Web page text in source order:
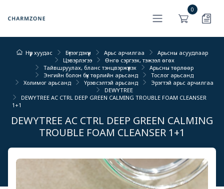
0
Нүүр хуудас Бүтээгдэхүүн Арьс арчилгаа
Арьсны асуудлаар
Цэвэрлэгээ
Өнгө сэргээх, тэжээл өгөх
Тайвшруулах, бланс тэнцвэржүүлэх
Арьсны төрлөөр
Энгийн болон бүх төрлийн арьсанд
Тослог арьсанд
Холимог арьсанд
Үрэвсэлтэй арьсанд
Эрэгтэй арьс арчилгаа
DEWYTREE
DEWYTREE AC CTRL DEEP GREEN CALMING TROUBLE FOAM CLEANSER
1+1
DEWYTREE AC CTRL DEEP GREEN CALMING
TROUBLE FOAM CLEANSER 1+1